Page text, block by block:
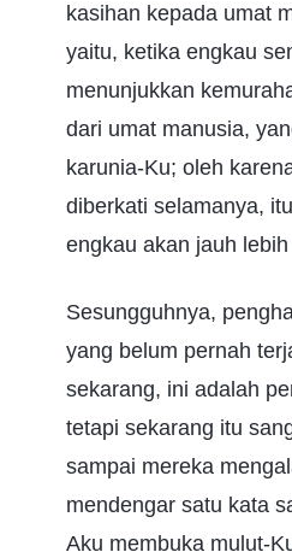
kasihan kepada umat
yaitu, ketika engkau
menunjukkan
dari umat manusia,
karunia-Ku; oleh
diberkati selamanya,
engkau akan jauh
Sesungguhnya,
yang belum pernah
sekarang, ini adalah
tetapi sekarang itu
sampai mereka
mendengar satu kata
Aku membuka mulut-